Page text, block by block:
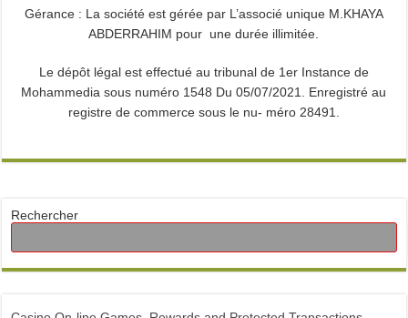
Gérance : La société est gérée par L’associé unique M.KHAYA
ABDERRAHIM pour une durée illimitée.
Le dépôt légal est effectué au tribunal de 1er Instance de
Mohammedia sous numéro 1548 Du 05/07/2021. Enregistré au
registre de commerce sous le nu- méro 28491.
Rechercher